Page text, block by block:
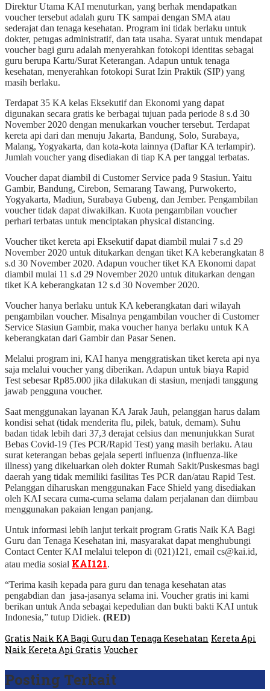
Direktur Utama KAI menuturkan, yang berhak mendapatkan
voucher tersebut adalah guru TK sampai dengan SMA atau
sederajat dan tenaga kesehatan. Program ini tidak berlaku untuk
dokter, petugas administratif, dan tata usaha. Syarat untuk mendapat
voucher bagi guru adalah menyerahkan fotokopi identitas sebagai
guru berupa Kartu/Surat Keterangan. Adapun untuk tenaga
kesehatan, menyerahkan fotokopi Surat Izin Praktik (SIP) yang
masih berlaku.
Terdapat 35 KA kelas Eksekutif dan Ekonomi yang dapat
digunakan secara gratis ke berbagai tujuan pada periode 8 s.d 30
November 2020 dengan menukarkan voucher tersebut. Terdapat
kereta api dari dan menuju Jakarta, Bandung, Solo, Surabaya,
Malang, Yogyakarta, dan kota-kota lainnya (Daftar KA terlampir).
Jumlah voucher yang disediakan di tiap KA per tanggal terbatas.
Voucher dapat diambil di Customer Service pada 9 Stasiun. Yaitu
Gambir, Bandung, Cirebon, Semarang Tawang, Purwokerto,
Yogyakarta, Madiun, Surabaya Gubeng, dan Jember. Pengambilan
voucher tidak dapat diwakilkan. Kuota pengambilan voucher
perhari terbatas untuk menciptakan physical distancing.
Voucher tiket kereta api Eksekutif dapat diambil mulai 7 s.d 29
November 2020 untuk ditukarkan dengan tiket KA keberangkatan 8
s.d 30 November 2020. Adapun voucher tiket KA Ekonomi dapat
diambil mulai 11 s.d 29 November 2020 untuk ditukarkan dengan
tiket KA keberangkatan 12 s.d 30 November 2020.
Voucher hanya berlaku untuk KA keberangkatan dari wilayah
pengambilan voucher. Misalnya pengambilan voucher di Customer
Service Stasiun Gambir, maka voucher hanya berlaku untuk KA
keberangkatan dari Gambir dan Pasar Senen.
Melalui program ini, KAI hanya menggratiskan tiket kereta api nya
saja melalui voucher yang diberikan. Adapun untuk biaya Rapid
Test sebesar Rp85.000 jika dilakukan di stasiun, menjadi tanggung
jawab pengguna voucher.
Saat menggunakan layanan KA Jarak Jauh, pelanggan harus dalam
kondisi sehat (tidak menderita flu, pilek, batuk, demam). Suhu
badan tidak lebih dari 37,3 derajat celsius dan menunjukkan Surat
Bebas Covid-19 (Tes PCR/Rapid Test) yang masih berlaku. Atau
surat keterangan bebas gejala seperti influenza (influenza-like
illness) yang dikeluarkan oleh dokter Rumah Sakit/Puskesmas bagi
daerah yang tidak memiliki fasilitas Tes PCR dan/atau Rapid Test.
Pelanggan diharuskan menggunakan Face Shield yang disediakan
oleh KAI secara cuma-cuma selama dalam perjalanan dan diimbau
menggunakan pakaian lengan panjang.
Untuk informasi lebih lanjut terkait program Gratis Naik KA Bagi
Guru dan Tenaga Kesehatan ini, masyarakat dapat menghubungi
Contact Center KAI melalui telepon di (021)121, email cs@kai.id,
atau media sosial KAI121.
“Terima kasih kepada para guru dan tenaga kesehatan atas
pengabdian dan jasa-jasanya selama ini. Voucher gratis ini kami
berikan untuk Anda sebagai kepedulian dan bukti bakti KAI untuk
Indonesia,” tutup Didiek. (RED)
Gratis Naik KA Bagi Guru dan Tenaga Kesehatan Kereta Api
Naik Kereta Api Gratis Voucher
Posting Terkait